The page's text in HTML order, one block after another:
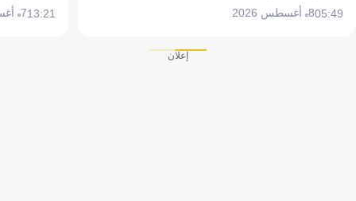
05:498 أغسطس 2026 13:217 أغسطس 2026
إعلان